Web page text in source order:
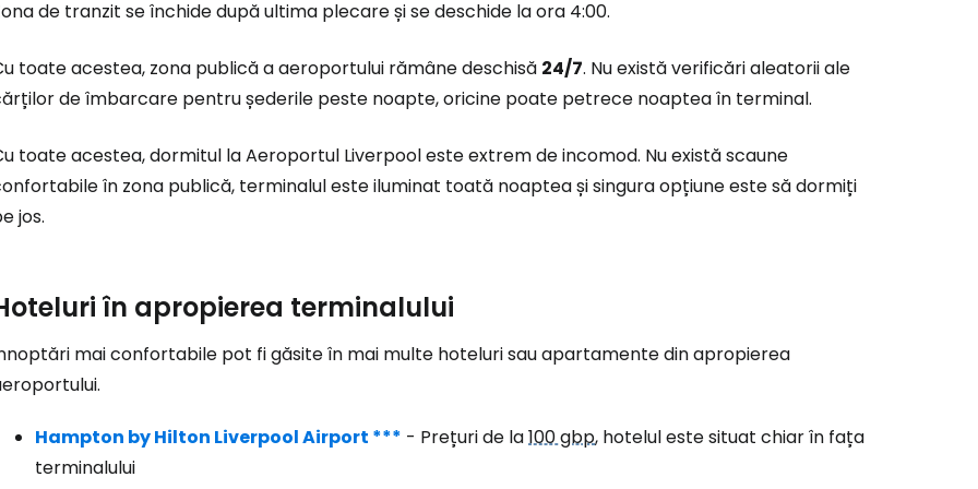
de tranzit se închide după ultima plecare și se deschide la ora 4:00.
toate acestea, zona publică a aeroportului rămâne deschisă 24/7. Nu există verificări aleatorii ale
de îmbarcare pentru șederile peste noapte, oricine poate petrece noaptea în terminal.
toate acestea, dormitul la Aeroportul Liverpool este extrem de incomod. Nu există scaune
în zona publică, terminalul este iluminat toată noaptea și singura opțiune este să dormiți
jos.
în apropierea terminalului
mai confortabile pot fi găsite în mai multe hoteluri sau apartamente din apropierea
Hampton by Hilton Liverpool Airport *** - Prețuri de la100 gbp, hotelul este situat chiar în fața
terminalului
Conectați-vă la Cestee
... comunitatea mondială a călătorilor